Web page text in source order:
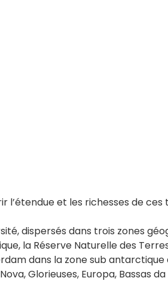
l’étendue et les richesses de
dispersés dans trois zones
la Réserve Naturelle des
dans la zone sub
Glorieuses, Europa, Bassas